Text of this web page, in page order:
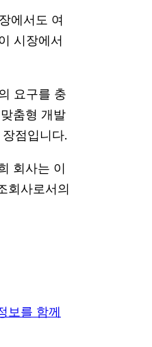
에서도 여
시장에서
요구를 충
춤형 개발
점입니다.
회사는 이
회사로서의
보를 함께